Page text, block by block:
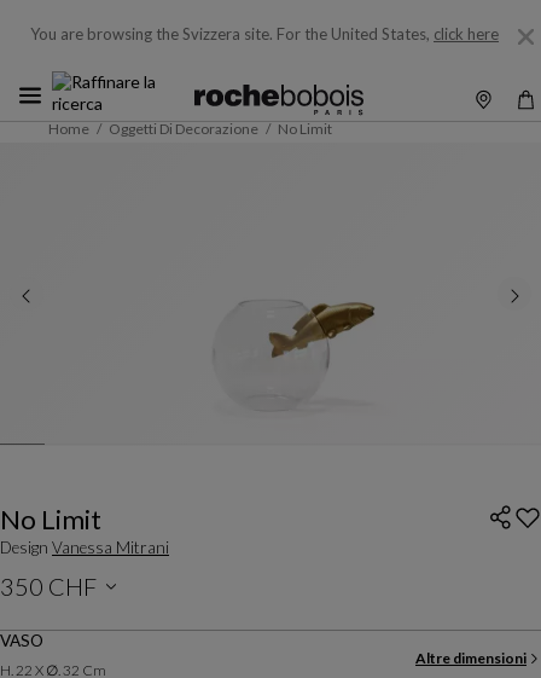
You are browsing the Svizzera site. For the United States, click here
Home Oggetti Di Decorazione No Limit
No Limit
Design Vanessa Mitrani
350 CHF
Prezzi esclusa consegna, valevoli in Svizzera
VASO
H. 22 X ∅. 32 Cm
Altre dimensioni